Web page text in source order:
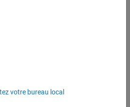
Extractor
(BoF) framework with many
Bag of Visual Words
votre bureau local